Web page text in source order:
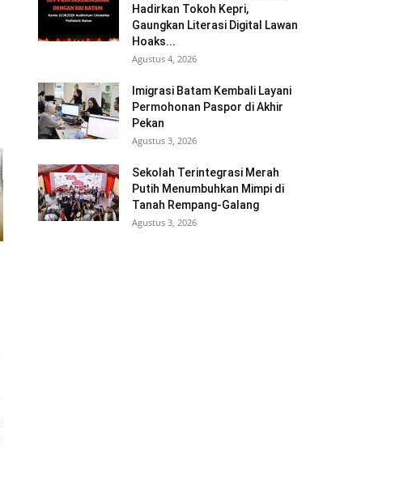
Hadirkan Tokoh Kepri,
Gaungkan Literasi Digital Lawan
Hoaks...
Agustus 4, 2026
Imigrasi Batam Kembali Layani
Permohonan Paspor di Akhir
Pekan
Agustus 3, 2026
Sekolah Terintegrasi Merah
Putih Menumbuhkan Mimpi di
Tanah Rempang-Galang
Agustus 3, 2026